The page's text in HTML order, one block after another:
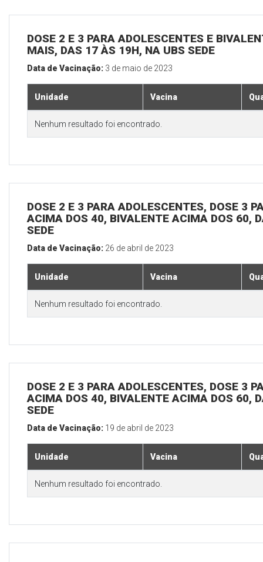
DOSE 2 E 3 PARA ADOLESCENTES E
MAIS, DAS 17 ÀS 19H, NA UBS SEDE
Data de Vacinação: 3 de maio de 2023
Unidade Vacina
Nenhum resultado foi encontrado.
DOSE 2 E 3 PARA ADOLESCENTES, DOSE 3
ACIMA DOS 40, BIVALENTE ACIMA DOS 60,
SEDE
Data de Vacinação: 26 de abril de 2023
Unidade Vacina
Nenhum resultado foi encontrado.
DOSE 2 E 3 PARA ADOLESCENTES, DOSE 3
ACIMA DOS 40, BIVALENTE ACIMA DOS 60,
SEDE
Data de Vacinação: 19 de abril de 2023
Unidade Vacina
Nenhum resultado foi encontrado.